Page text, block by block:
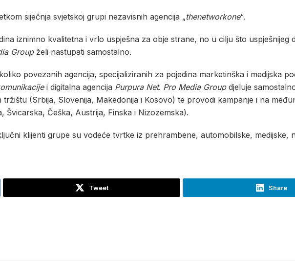
siječnja svjetskoj grupi nezavisnih agencija „thenetworkone“.
iznimno kvalitetna i vrlo uspješna za obje strane, no u cilju što uspješnijeg
Groupželi nastupati samostalno.
povezanih agencija, specijaliziranih za pojedina marketinška i medijska
i digitalna agencija Purpura Net. Pro Media Groupdjeluje
tržištu (Srbija, Slovenija, Makedonija i Kosovo) te provodi kampanje i na
Švicarska, Češka, Austrija, Finska i Nizozemska).
klijenti grupe su vodeće tvrtke iz prehrambene, automobilske, medijske,
Tweet Share